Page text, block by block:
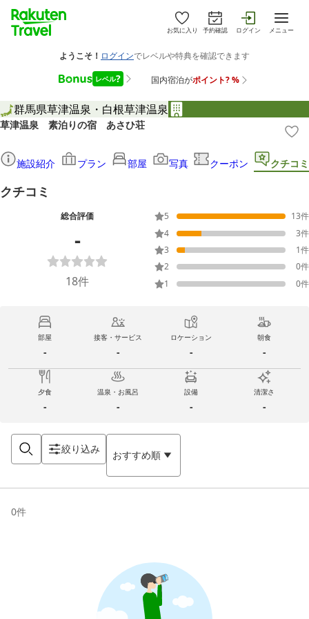
お気に入り 予約確認 ログイン メニュー
群馬県草津温泉・白根草津温泉
草津温泉 素泊りの宿 あさひ荘
施設紹介 プラン 部屋 写真 クーポン クチコミ
クチコミ
総合評価
-
18件
5 13件
4
3件
3
1件
2
0件
1
0件
部屋
-
接客・サービス
-
ロケーション
-
朝食
-
夕食
-
温泉・お風呂
-
設備
-
清潔さ
-
絞り込み おすすめ順
0件